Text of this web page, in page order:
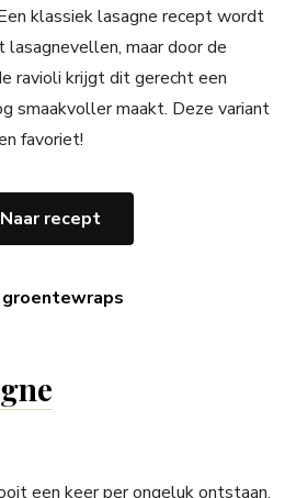
klassiek lasagne recept wordt
maar door de
ravioli krijgt dit gerecht een
smaakvoller maakt. Deze variant
favoriet!
Naar recept
een keer per ongeluk ontstaan.